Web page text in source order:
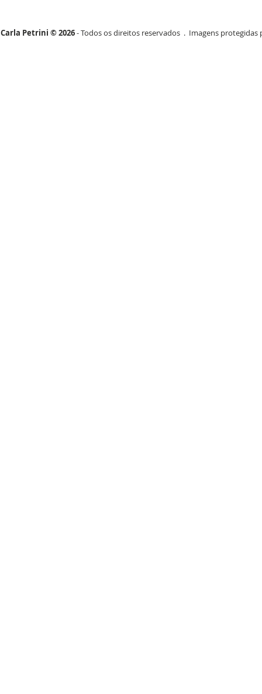
Carla Petrini © 2026- Todos os direitos reservados . Imagens